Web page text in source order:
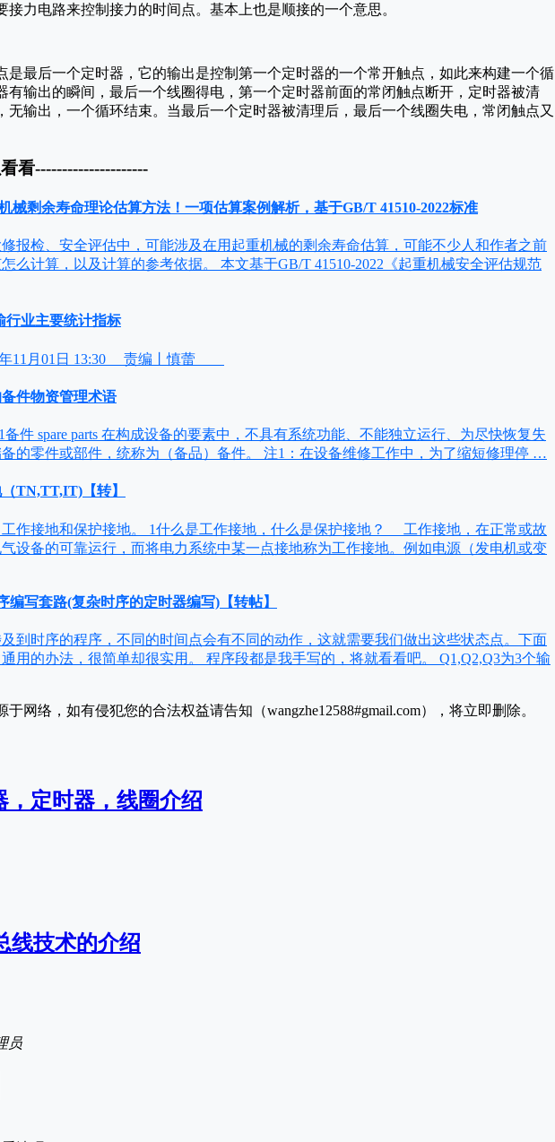
接力电路来控制接力的时间点。基本上也是顺接的一个意思。
是最后一个定时器，它的输出是控制第一个定时器的一个常开触点，如此来构建一个循
有输出的瞬间，最后一个线圈得电，第一个定时器前面的常闭触点断开，定时器被清
无输出，一个循环结束。当最后一个定时器被清理后，最后一个线圈失电，常闭触点又
看---------------------
械剩余寿命理论估算方法！一项估算案例解析，基于GB/T 41510-2022标准
报检、安全评估中，可能涉及在用起重机械的剩余寿命估算，可能不少人和作者之前
么计算，以及计算的参考依据。 本文基于GB/T 41510-2022《起重机械安全评估规范
行业主要统计指标
11月01日 13:30 责编丨慎蕾
件物资管理术语
件 spare parts 在构成设备的要素中，不具有系统功能、不能独立运行、为尽快恢复失
的零件或部件，统称为（备品）备件。 注1：在设备维修工作中，为了缩短修理停 …
TN,TT,IT)【转】
作接地和保护接地。 1什么是工作接地，什么是保护接地？ 工作接地，在正常或故
设备的可靠运行，而将电力系统中某一点接地称为工作接地。例如电源（发电机或变
编写套路(复杂时序的定时器编写)【转帖】
到时序的程序，不同的时间点会有不同的动作，这就需要我们做出这些状态点。下面
用的办法，很简单却很实用。 程序段都是我手写的，将就看看吧。 Q1,Q2,Q3为3个输
网络，如有侵犯您的合法权益请告知（wangzhe12588#gmail.com），将立即删除。
，定时器，线圈介绍
线技术的介绍
员